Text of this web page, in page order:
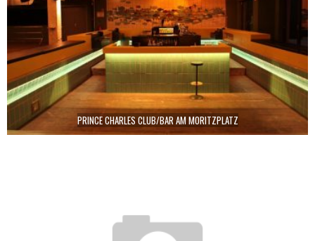
PRINCE CHARLES CLUB/BAR AM MORITZPLATZ